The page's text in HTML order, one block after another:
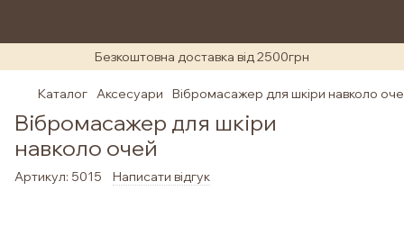
Безкоштовна доставка від 2500грн
Каталог Аксесуари Вібромасажер для шкіри навколо
Вібромасажер для шкіри
навколо очей
Артикул: 5015 Написати відгук